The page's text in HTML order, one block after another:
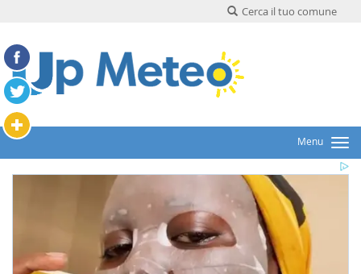
Cerca il tuo comune
Menu